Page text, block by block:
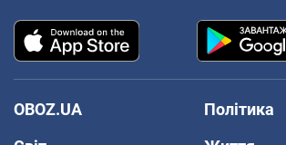
OBOZ.UA
Політика